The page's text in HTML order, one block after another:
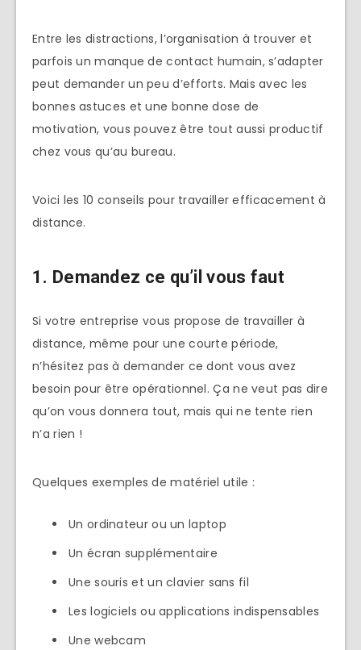
Entre les distractions, l’organisation à trouver et
parfois un manque de contact humain, s’adapter
peut demander un peu d’efforts. Mais avec les
bonnes astuces et une bonne dose de
motivation, vous pouvez être tout aussi productif
chez vous qu’au bureau.
Voici les 10 conseils pour travailler efficacement à
distance.
1. Demandez ce qu’il vous faut
Si votre entreprise vous propose de travailler à
distance, même pour une courte période,
n’hésitez pas à demander ce dont vous avez
besoin pour être opérationnel. Ça ne veut pas dire
qu’on vous donnera tout, mais qui ne tente rien
n’a rien !
Quelques exemples de matériel utile :
Un ordinateur ou un laptop
Un écran supplémentaire
Une souris et un clavier sans fil
Les logiciels ou applications indispensables
Une webcam